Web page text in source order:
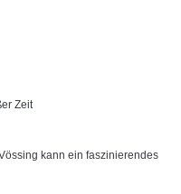
Zeit
kann ein faszinierendes